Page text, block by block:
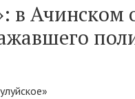
в Ачинском